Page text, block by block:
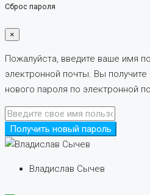
Сброс пароля
×
Пожалуйста, введите ваше имя
электронной почты. Вы
нового пароля по электронной
Получить новый пароль
Владислав Сычев